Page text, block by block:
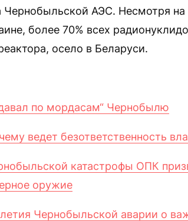
Чернобыльской АЭС. Несмотря на
более 70% всех
осело в Беларуси.
по мордасам“ Чернобылю
ведет безответственность
катастрофы ОПК
оружие
Чернобыльской аварии о